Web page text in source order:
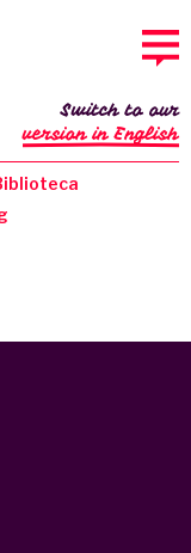
Switch to our
version in English